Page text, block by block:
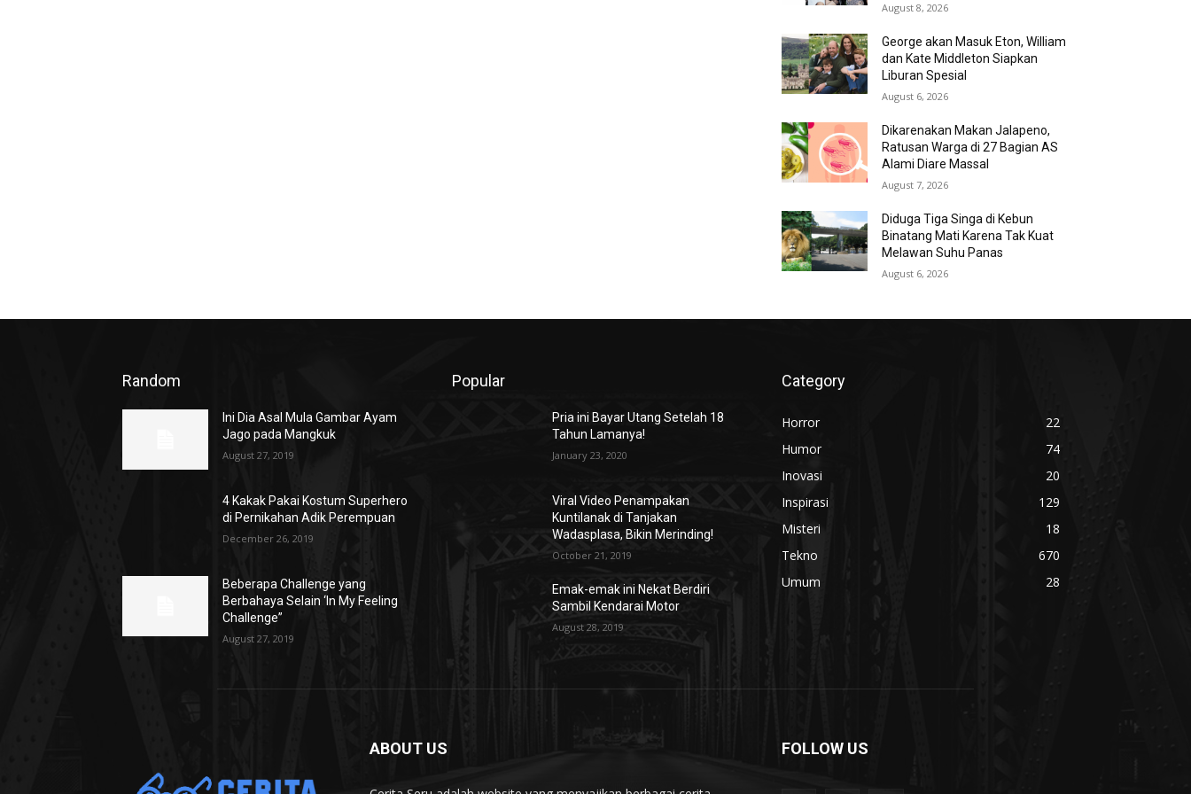
August 8, 2026
George akan Masuk Eton, William
dan Kate Middleton Siapkan
Liburan Spesial
August 6, 2026
Dikarenakan Makan Jalapeno,
Ratusan Warga di 27 Bagian AS
Alami Diare Massal
August 7, 2026
Diduga Tiga Singa di Kebun
Binatang Mati Karena Tak Kuat
Melawan Suhu Panas
August 6, 2026
Random
Ini Dia Asal Mula Gambar Ayam
Jago pada Mangkuk
August 27, 2019
4 Kakak Pakai Kostum Superhero
di Pernikahan Adik Perempuan
December 26, 2019
Beberapa Challenge yang
Berbahaya Selain ‘In My Feeling
Challenge”
August 27, 2019
Popular
Pria ini Bayar Utang Setelah 18
Tahun Lamanya!
January 23, 2020
Viral Video Penampakan
Kuntilanak di Tanjakan
Wadasplasa, Bikin Merinding!
October 21, 2019
Emak-emak ini Nekat Berdiri
Sambil Kendarai Motor
August 28, 2019
Category
Horror
22
Humor
74
Inovasi
20
Inspirasi
129
Misteri
18
Tekno
670
Umum
28
ABOUT US FOLLOW US